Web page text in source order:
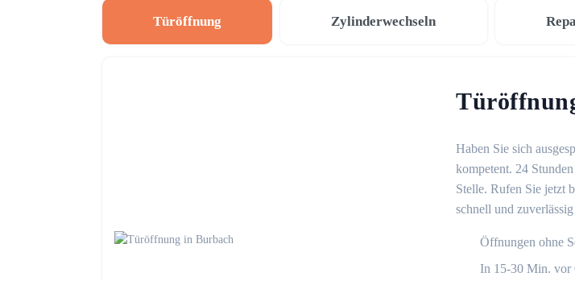
Türöffnung Zylinderwechseln
Haben Sie sich
kompetent. 24
Stelle. Rufen Sie jetzt
schnell und
Öffnungen ohne
In 15-30 Min. vor